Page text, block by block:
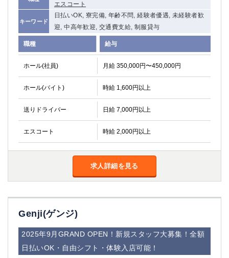
エスコート
キーワード
日払いOK, 寮完備, 年齢不問, 経験者優遇, 未経験者歓
迎, 中高年歓迎, 交通費支給, 制服貸与
職種 給与
ホール(社員) 月給 350,000円〜450,000円
ホール(バイト) 時給 1,600円以上
送りドライバー 日給 7,000円以上
エスコート 時給 2,000円以上
求人詳細を見る
Genji(ゲンジ)
2025年9月GRAND OPEN！新規スタッフ大募集！全額
日払いOK・自由シフト・体験入店可能！
戸塚
たまプラーザ
大船
相模原
厚木
横須賀
桜木町
南越谷
志木
川越
草加
南浦和
所沢
熊谷
獨協大学前＜草加松原＞ 北浦和（西口）
川口
船橋
西船橋
佐倉
柏（西口）
木更津